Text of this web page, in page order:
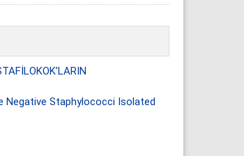
Negative Staphylococci Isolated